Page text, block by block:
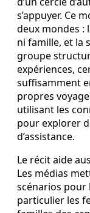
s’appuyer. Ce
deux mondes :
ni famille, et la
groupe
expériences,
suffisamment
propres
utilisant les
pour explorer
d’assistance.
Le récit aide
Les médias
scénarios pour
particulier les